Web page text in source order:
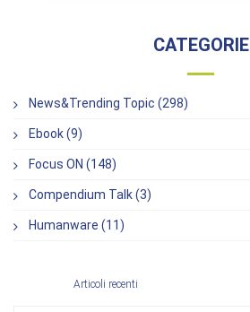
CATEGORIE
News&Trending Topic (298)
Ebook (9)
Focus ON (148)
Compendium Talk (3)
Humanware (11)
Articoli recenti